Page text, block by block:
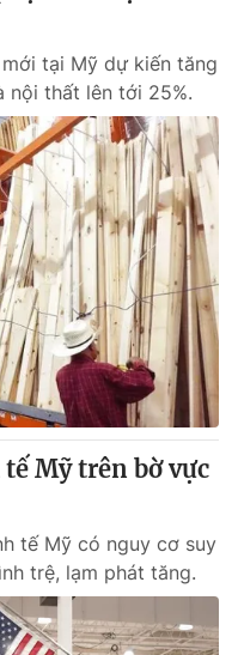
tại Mỹ dự kiến tăng
nội thất lên tới 25%.
Mỹ trên bờ vực
tế Mỹ có nguy cơ suy
trệ, lạm phát tăng.